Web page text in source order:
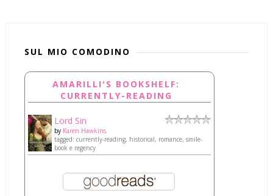
SUL MIO COMODINO
AMARILLI'S BOOKSHELF:
CURRENTLY-READING
Lord Sin
by Karen Hawkins
tagged: currently-reading, historical, romance, smile-
book e regency